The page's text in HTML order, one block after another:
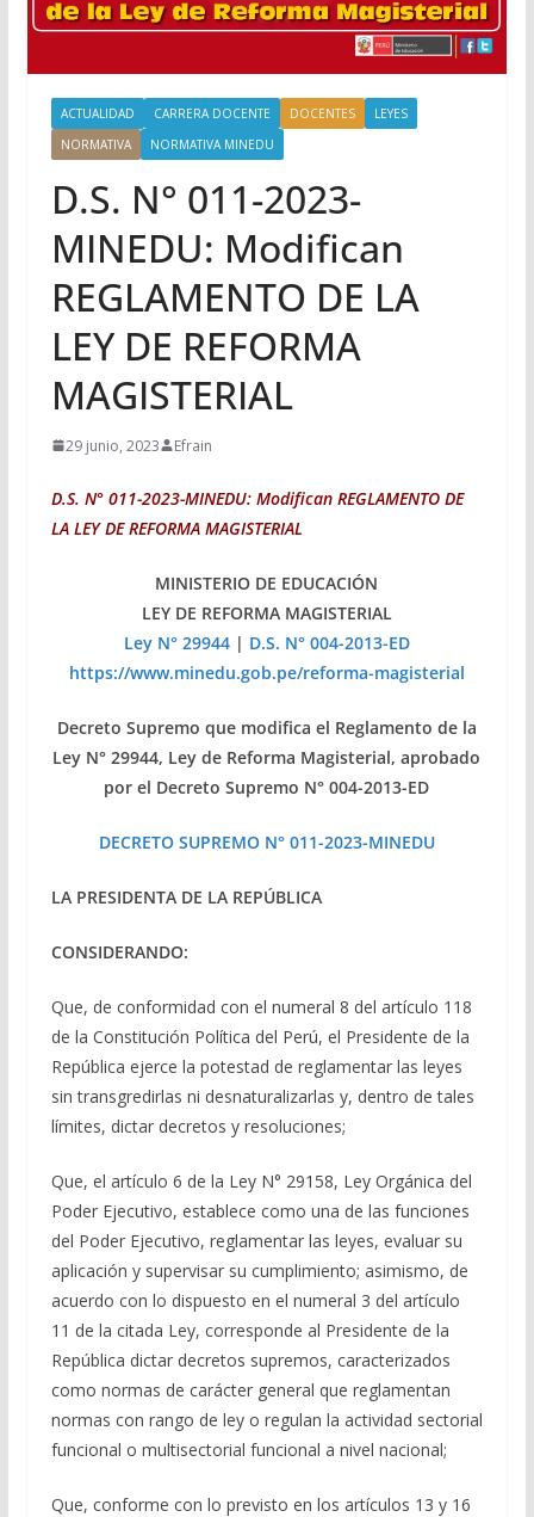
ACTUALIDAD CARRERA DOCENTE DOCENTES
LEYES
NORMATIVA
NORMATIVA MINEDU
D.S. N° 011-2023-
MINEDU: Modifican
REGLAMENTO DE LA
LEY DE REFORMA
MAGISTERIAL
29 junio, 2023 Efrain
D.S. N° 011-2023-MINEDU: Modifican REGLAMENTO DE
LA LEY DE REFORMA MAGISTERIAL
MINISTERIO DE EDUCACIÓN
LEY DE REFORMA MAGISTERIAL
Ley N° 29944| D.S. N° 004-2013-ED
https://www.minedu.gob.pe/reforma-magisterial
Decreto Supremo que modifica el Reglamento de la
Ley N° 29944, Ley de Reforma Magisterial, aprobado
por el Decreto Supremo N° 004-2013-ED
DECRETO SUPREMO N° 011-2023-MINEDU
LA PRESIDENTA DE LA REPÚBLICA
CONSIDERANDO:
Que, de conformidad con el numeral 8 del artículo 118
de la Constitución Política del Perú, el Presidente de la
República ejerce la potestad de reglamentar las leyes
sin transgredirlas ni desnaturalizarlas y, dentro de tales
límites, dictar decretos y resoluciones;
Que, el artículo 6 de la Ley N° 29158, Ley Orgánica del
Poder Ejecutivo, establece como una de las funciones
del Poder Ejecutivo, reglamentar las leyes, evaluar su
aplicación y supervisar su cumplimiento; asimismo, de
acuerdo con lo dispuesto en el numeral 3 del artículo
11 de la citada Ley, corresponde al Presidente de la
República dictar decretos supremos, caracterizados
como normas de carácter general que reglamentan
normas con rango de ley o regulan la actividad sectorial
funcional o multisectorial funcional a nivel nacional;
Que, conforme con lo previsto en los artículos 13 y 16